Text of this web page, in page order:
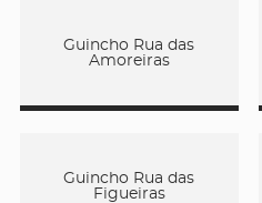
Guincho Rua das
Amoreiras
Guincho Rua das
Figueiras